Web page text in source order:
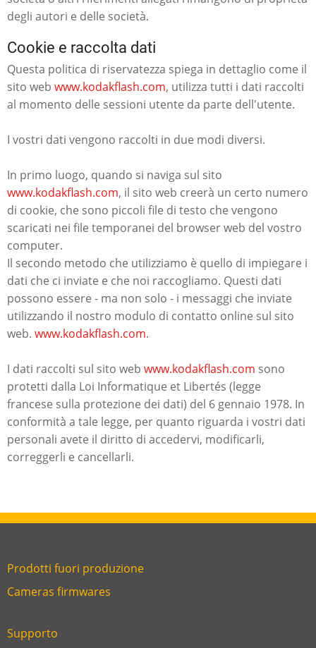
degli autori e delle società.
Cookie e raccolta dati
Questa politica di riservatezza spiega in dettaglio come il
sito web www.kodakflash.com, utilizza tutti i dati raccolti
al momento delle sessioni utente da parte dell'utente.
I vostri dati vengono raccolti in due modi diversi.
In primo luogo, quando si naviga sul sito
www.kodakflash.com, il sito web creerà un certo numero
di cookie, che sono piccoli file di testo che vengono
scaricati nei file temporanei del browser web del vostro
computer.
Il secondo metodo che utilizziamo è quello di impiegare i
dati che ci inviate e che noi raccogliamo. Questi dati
possono essere - ma non solo - i messaggi che inviate
utilizzando il nostro modulo di contatto online sul sito
web. www.kodakflash.com.
I dati raccolti sul sito web www.kodakflash.com sono
protetti dalla Loi Informatique et Libertés (legge
francese sulla protezione dei dati) del 6 gennaio 1978. In
conformità a tale legge, per quanto riguarda i vostri dati
personali avete il diritto di accedervi, modificarli,
correggerli e cancellarli.
Link
footer
Prodotti fuori produzione
Link
six
Cameras firmwares
Link
Supporto